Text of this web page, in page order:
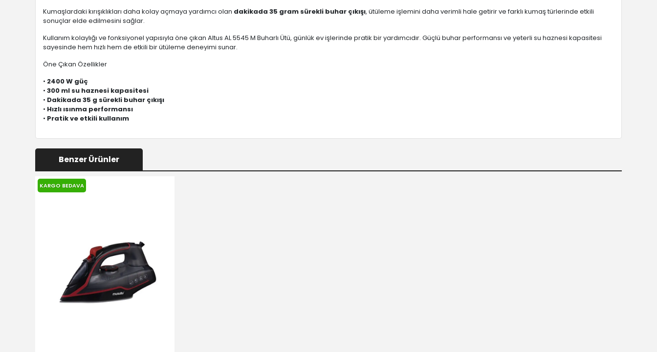
Kumaşlardaki kırışıklıkları daha kolay açmaya yardımcı olan dakikada 35 gram sürekli buhar çıkışı, ütüleme işlemini daha verimli hale getirir ve farklı kumaş türlerinde etkili
sonuçlar elde edilmesini sağlar.
Kullanım kolaylığı ve fonksiyonel yapısıyla öne çıkan Altus AL 5545 M Buharlı Ütü, günlük ev işlerinde pratik bir yardımcıdır. Güçlü buhar performansı ve yeterli su haznesi kapasitesi
sayesinde hem hızlı hem de etkili bir ütüleme deneyimi sunar.
Öne Çıkan Özellikler
• 2400 W güç
• 300 ml su haznesi kapasitesi
• Dakikada 35 g sürekli buhar çıkışı
• Hızlı ısınma performansı
• Pratik ve etkili kullanım
Benzer Ürünler
KARGO BEDAVA